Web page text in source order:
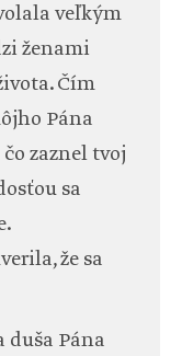
veľkým
ženami
Čím
Pána
zaznel tvoj
sa
že sa
duša Pána